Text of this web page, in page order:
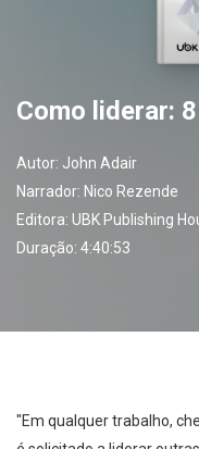
Como liderar:
Autor: John Adair
Narrador: Nico Rezende
Editora: UBK Publishing
Duração: 4:40:53
"Em qualquer trabalho,